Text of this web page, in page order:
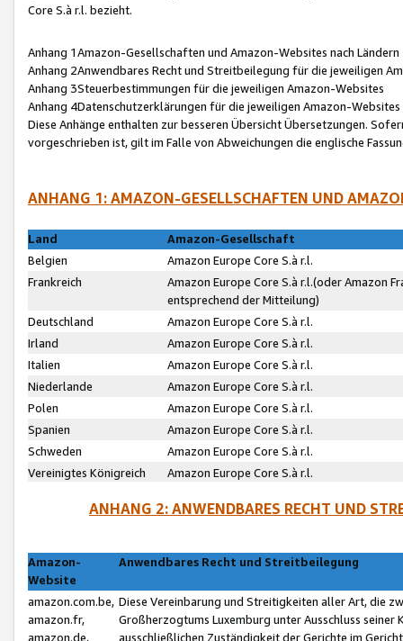
Core S.à r.l. bezieht.
Anhang 1Amazon-Gesellschaften und Amazon-Websites nach Ländern
Anhang 2Anwendbares Recht und Streitbeilegung für die jeweiligen
Anhang 3Steuerbestimmungen für die jeweiligen Amazon-Websites
Anhang 4Datenschutzerklärungen für die jeweiligen Amazon-Websites
Diese Anhänge enthalten zur besseren Übersicht Übersetzungen.
vorgeschrieben ist, gilt im Falle von Abweichungen die englische
ANHANG 1: AMAZON-GESELLSCHAFTEN UND
Land
Amazon-Gesellschaft
Belgien
Amazon Europe Core S.à r.l.
Frankreich
Amazon Europe Core S.à r.l.(oder Amazon
entsprechend der Mitteilung)
Deutschland
Amazon Europe Core S.à r.l.
Irland
Amazon Europe Core S.à r.l.
Italien
Amazon Europe Core S.à r.l.
Niederlande
Amazon Europe Core S.à r.l.
Polen
Amazon Europe Core S.à r.l.
Spanien
Amazon Europe Core S.à r.l.
Schweden
Amazon Europe Core S.à r.l.
Vereinigtes Königreich
Amazon Europe Core S.à r.l.
ANHANG 2: ANWENDBARES RECHT UND
Amazon-
Website
Anwendbares Recht und Streitbeilegung
amazon.com.be,
amazon.fr,
amazon.de,
Diese Vereinbarung und Streitigkeiten aller Art, die
Großherzogtums Luxemburg unter Ausschluss
ausschließlichen Zuständigkeit der Gerichte im